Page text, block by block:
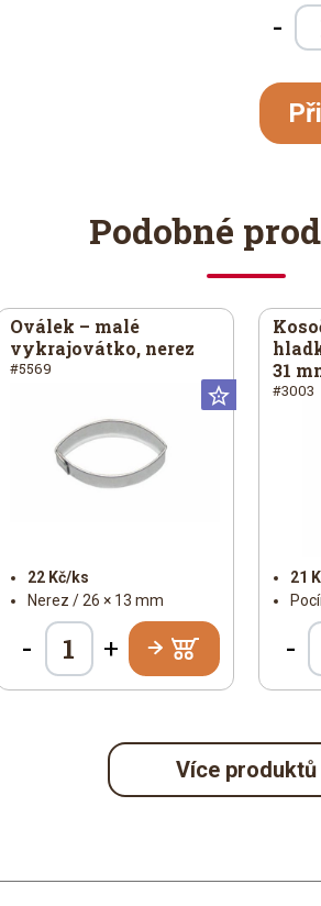
-
Podobné
Universální
Oválek – malé
vykrajovátko, nerez
#5569
22 Kč/ks
Nerez / 26 × 13 mm
- +
31
#3003
21
-
Více produktů